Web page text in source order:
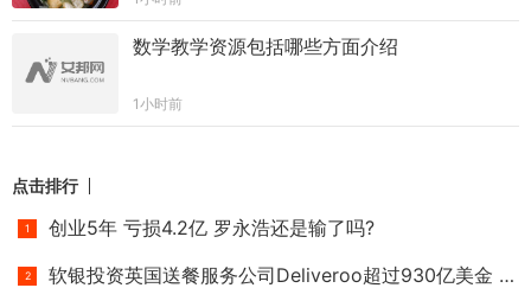
数学教学资源包括哪些方面介绍
1小时前
点击排行
创业5年 亏损4.2亿 罗永浩还是输了吗?
软银投资英国送餐服务公司Deliveroo超过930亿美金 估值逾10亿美